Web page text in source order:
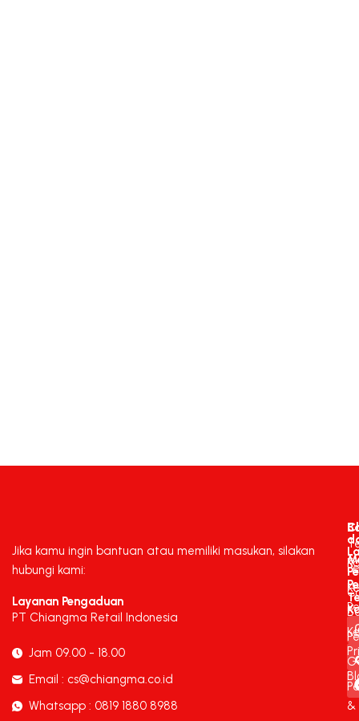
Jika kamu ingin bantuan atau memiliki masukan, silakan
hubungi kami:
Layanan Pengaduan
PT Chiangma Retail Indonesia
Jam 09.00 - 18.00
Email : cs@chiangma.co.id
Whatsapp : 0819 1880 8988
&